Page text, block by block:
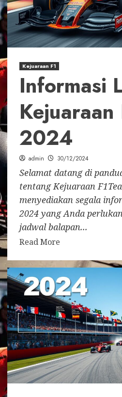
Kejuaraan F1
Informasi
Kejuaraan
2024
admin 30/12/2024
Selamat datang di
tentang Kejuaraan
menyediakan segala
2024 yang Anda
jadwal balapan...
Read More